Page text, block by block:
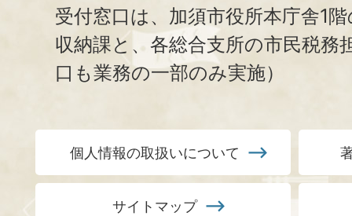
受付窓口は、加須市役所本庁舎1
収納課と、 各総合支所の市民税務
口も業務の一部のみ実施）
個人情報の取扱いについて
サイトマップ